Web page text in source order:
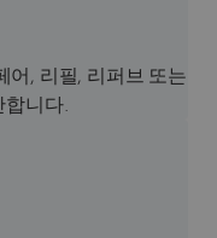
어, 리필, 리퍼브 또는
합니다.